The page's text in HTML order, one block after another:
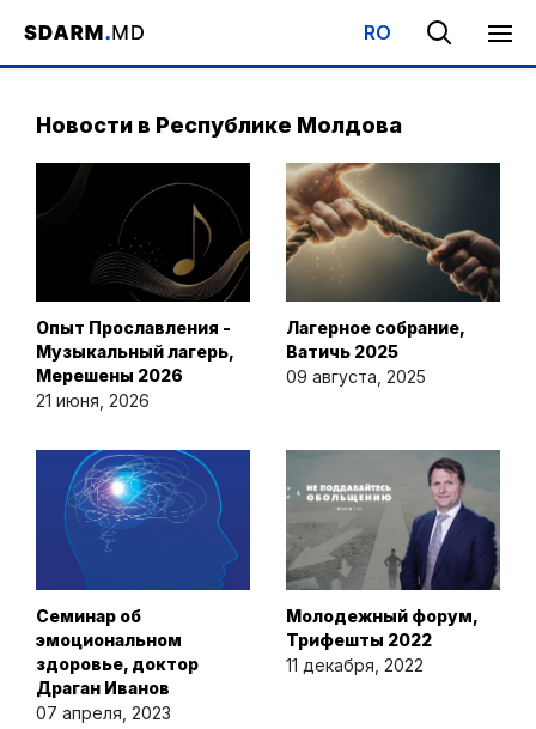
RO
Начало / События / Новости в Республике Молдова
Новости в Республике Молдова
Опыт Прославления -
Музыкальный лагерь,
Мерешены 2026
21 июня, 2026
Лагерное собрание,
Ватичь 2025
09 августа, 2025
Семинар об
эмоциональном
здоровье, доктор
Драган Иванов
07 апреля, 2023
Молодежный форум,
Трифешты 2022
11 декабря, 2022